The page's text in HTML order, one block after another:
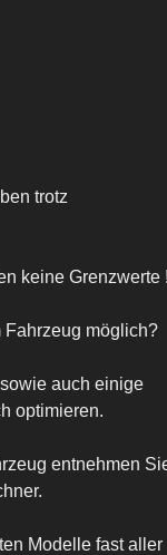
trotz
keine Grenzwerte !
Fahrzeug möglich?
auch einige
optimieren.
entnehmen
Modelle fast aller